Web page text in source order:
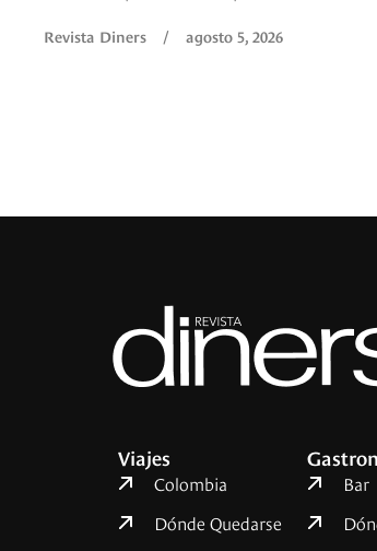
Revista Diners / agosto 5, 2026
Viajes
Colombia
Dónde Quedarse
Bar